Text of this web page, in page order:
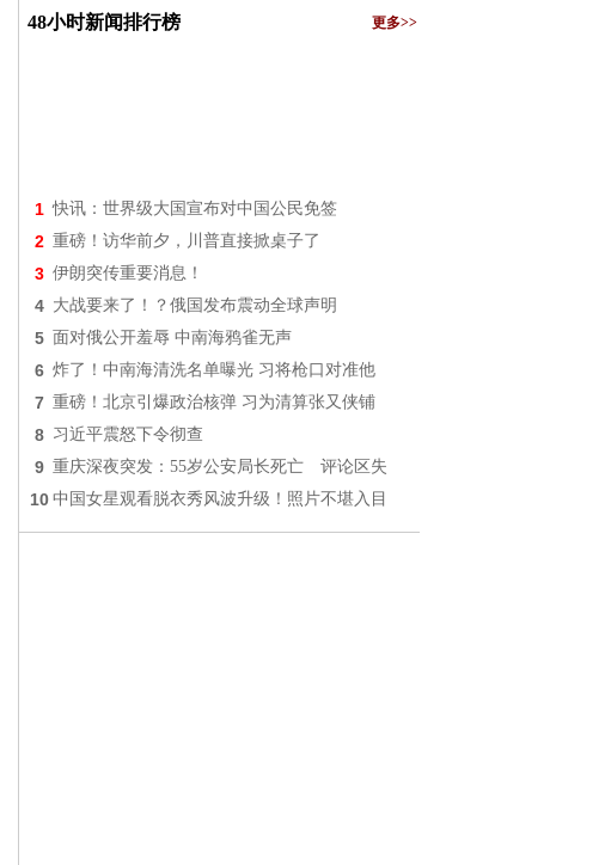
48小时新闻排行榜 更多>>
1 快讯：世界级大国宣布对中国公民免签
2 重磅！访华前夕，川普直接掀桌子了
3 伊朗突传重要消息！
4 大战要来了！？俄国发布震动全球声明
5 面对俄公开羞辱 中南海鸦雀无声
6 炸了！中南海清洗名单曝光 习将枪口对准他
7 重磅！北京引爆政治核弹 习为清算张又侠铺
8 习近平震怒下令彻查
9 重庆深夜突发：55岁公安局长死亡 评论区失
10 中国女星观看脱衣秀风波升级！照片不堪入目